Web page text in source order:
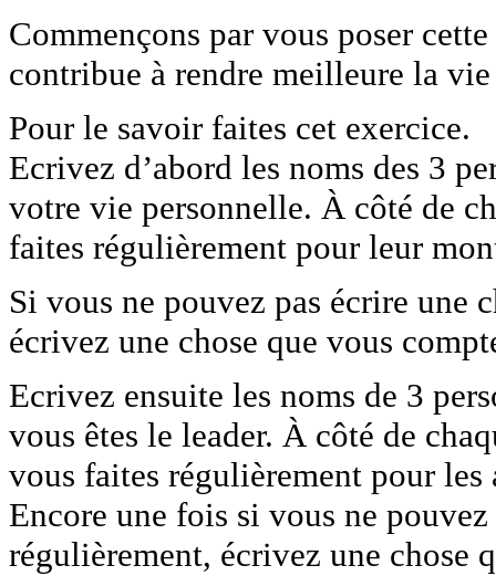
Commençons par vous poser
contribue à rendre meilleure la
Pour le savoir faites cet exercice.
Ecrivez d’abord les noms des 3
votre vie personnelle. À côté de
faites régulièrement pour leur
Si vous ne pouvez pas écrire une
écrivez une chose que vous
Ecrivez ensuite les noms de 3
vous êtes le leader. À côté de
vous faites régulièrement pour
Encore une fois si vous ne
régulièrement, écrivez une chose